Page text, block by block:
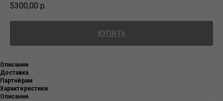
5300,00 р.
КУПИТЬ
Описание
Доставка
Партнёрам
Характеристики
Описание